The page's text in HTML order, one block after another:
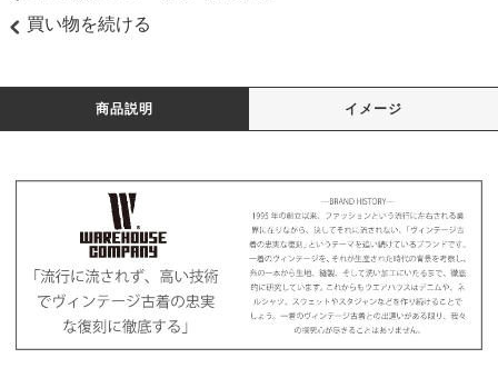
買い物を続ける
商品説明 イメージ